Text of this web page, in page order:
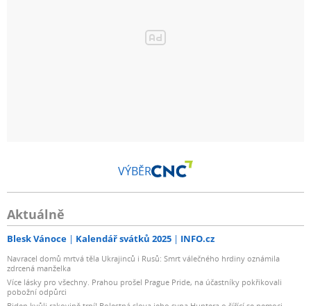
VÝBĚR
Aktuálně
Blesk Vánoce Kalendář svátků 2025 INFO.cz
Navracel domů mrtvá těla Ukrajinců i Rusů: Smrt válečného hrdiny oznámila
zdrcená manželka
Více lásky pro všechny. Prahou prošel Prague Pride, na účastníky pokřikovali
pobožní odpůrci